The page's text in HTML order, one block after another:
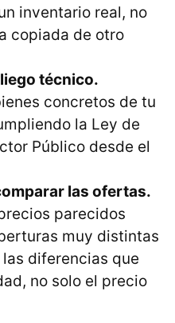
inventario real, no
copiada de otro
técnico.
concretos de tu
la Ley de
Público desde el
las ofertas.
parecidos
muy distintas
diferencias que
no solo el precio